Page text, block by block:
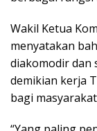
Wakil Ketua
menyatakan
diakomodir dan
demikian kerja
bagi